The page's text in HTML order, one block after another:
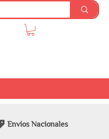
Envíos Nacionales